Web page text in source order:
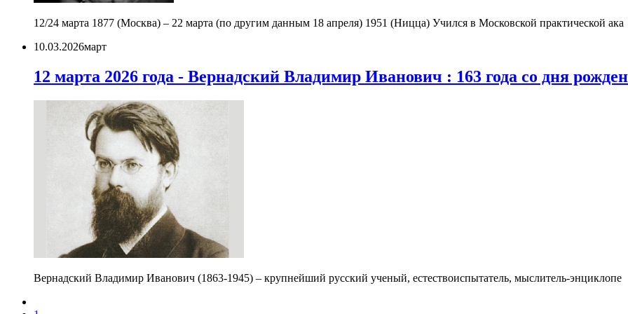
12/24 марта 1877 (Москва) – 22 марта (по другим данным 18 апреля) 1951 (Ницца) Учился в Московской практической ака
10.03.2026март
12 марта 2026 года - Вернадский Владимир Иванович : 163 года со дня
Вернадский Владимир Иванович (1863-1945) – крупнейший русский ученый, естествоиспытатель, мыслитель-энциклопе